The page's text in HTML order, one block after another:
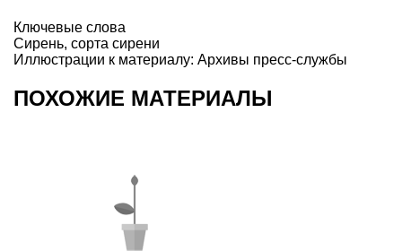
Ключевые слова
Сирень, сорта сирени
Иллюстрации к материалу: Архивы пресс-службы
ПОХОЖИЕ МАТЕРИАЛЫ